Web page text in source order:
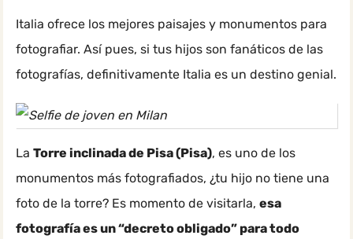
Italia ofrece los mejores paisajes y monumentos para
fotografiar. Así pues, si tus hijos son fanáticos de las
fotografías, definitivamente Italia es un destino genial.
La Torre inclinada de Pisa (Pisa), es uno de los
monumentos más fotografiados, ¿tu hijo no tiene una
foto de la torre? Es momento de visitarla, esa
fotografía es un “decreto obligado” para todo